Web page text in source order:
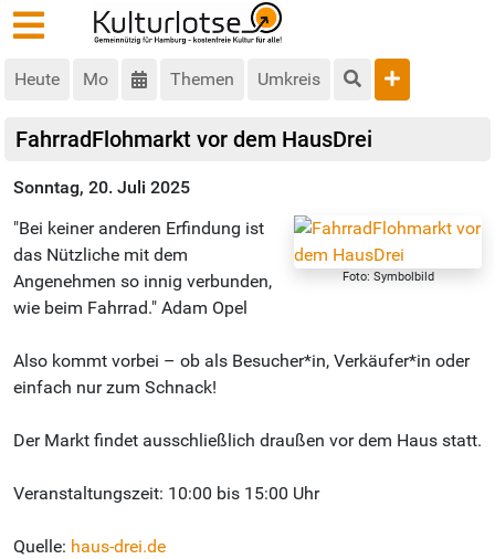
Heute Mo Themen Umkreis
FahrradFlohmarkt vor dem HausDrei
Sonntag, 20. Juli 2025
Foto: Symbolbild
"Bei keiner anderen Erfindung ist
das Nützliche mit dem
Angenehmen so innig verbunden,
wie beim Fahrrad." Adam Opel
Also kommt vorbei – ob als Besucher*in, Verkäufer*in oder
einfach nur zum Schnack!
Der Markt findet ausschließlich draußen vor dem Haus statt.
Veranstaltungszeit: 10:00 bis 15:00 Uhr
Quelle: haus-drei.de